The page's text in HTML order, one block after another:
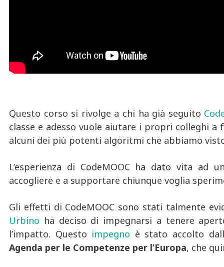
Questo corso si rivolge a chi ha già seguito
classe e adesso vuole aiutare i propri colleghi
alcuni dei più potenti algoritmi che abbiamo
L’esperienza di CodeMOOC ha dato vita
accogliere e a supportare chiunque voglia
Gli effetti di CodeMOOC sono stati talmente
Urbino ha deciso di impegnarsi a tenere
l’impatto. Questo impegno è stato accolto
Agenda per le Competenze per l’Europa, che